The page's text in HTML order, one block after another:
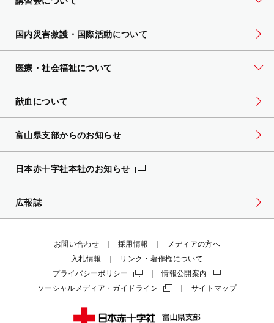
国内災害救護・国際活動について
医療・社会福祉について
献血について
富山県支部からのお知らせ
日本赤十字社本社のお知らせ
広報誌
お問い合わせ 採用情報
メディアの方へ
入札情報
リンク・著作権について
プライバシーポリシー
情報公開案内
ソーシャルメディア・ガイドライン
サイトマップ